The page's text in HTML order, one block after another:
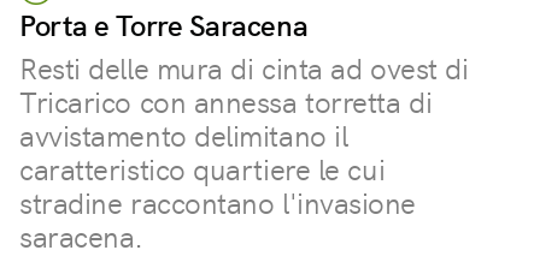
Porta e Torre Saracena
Resti delle mura di cinta ad ovest di
Tricarico con annessa torretta di
avvistamento delimitano il
caratteristico quartiere le cui
stradine raccontano l'invasione
saracena.